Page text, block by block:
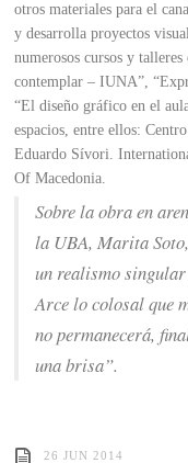
otros materiales para el
y desarrolla proyectos
numerosos cursos y
contemplar – IUNA”,
“El diseño gráfico en el
espacios, entre ellos:
Eduardo Sívori.
Of Macedonia.
Sobre la obra en
la UBA, Marita
un realismo
Arce lo colosal que
no permanecerá,
una brisa”.
26 JUN 2014